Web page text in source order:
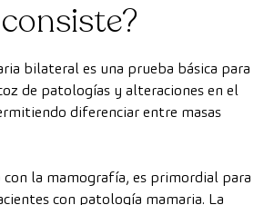
bilateral es una prueba básica para
de patologías y alteraciones en el
diferenciar entre masas
la mamografía, es primordial para
con patología mamaria. La